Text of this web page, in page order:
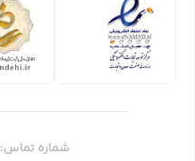
شماره تماس: